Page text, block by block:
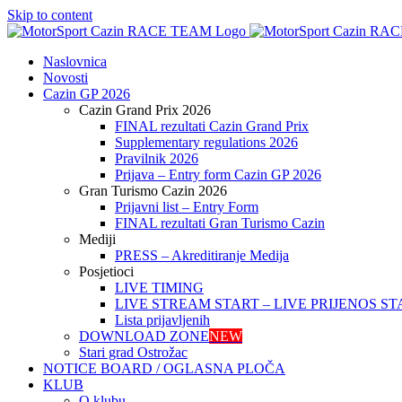
Skip to content
Naslovnica
Novosti
Cazin GP 2026
Cazin Grand Prix 2026
FINAL rezultati Cazin Grand Prix
Supplementary regulations 2026
Pravilnik 2026
Prijava – Entry form Cazin GP 2026
Gran Turismo Cazin 2026
Prijavni list – Entry Form
FINAL rezultati Gran Turismo Cazin
Mediji
PRESS – Akreditiranje Medija
Posjetioci
LIVE TIMING
LIVE STREAM START – LIVE PRIJENOS
Lista prijavljenih
DOWNLOAD ZONENEW
Stari grad Ostrožac
NOTICE BOARD / OGLASNA PLOČA
KLUB